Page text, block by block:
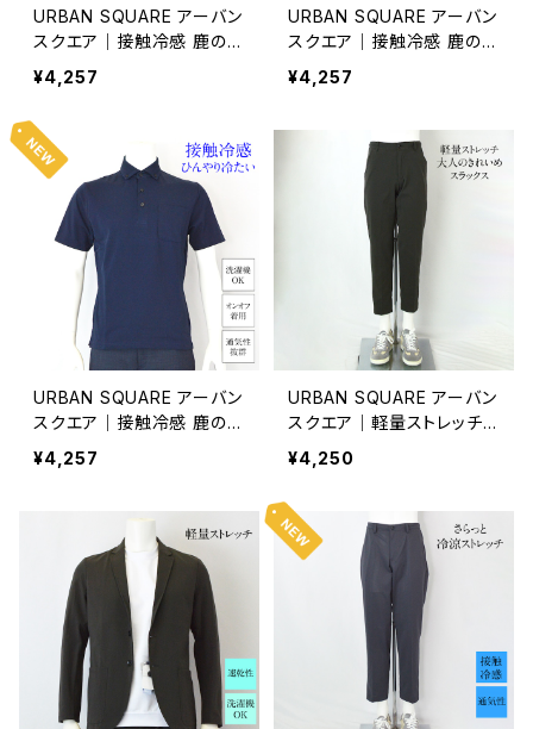
URBAN SQUARE アーバン
スクエア｜接触冷感 鹿の子
ボタンダウンポロシャツ｜
洗濯機OK イージーケア オ
グレー系
¥4,257
URBAN SQUARE アーバン
スクエア｜接触冷感 鹿の子
ボタンダウンポロシャツ｜
洗濯機OK イージーケア オ
¥4,257
URBAN SQUARE アーバン
スクエア｜接触冷感 鹿の子
ボタンダウンポロシャツ｜
洗濯機OK イージーケア オ
¥4,257
URBAN SQUARE アーバン
スクエア｜軽量ストレッチ
大人のきれいめイージース
ラックス｜オンオフ着用 メ
ウン系
¥4,250